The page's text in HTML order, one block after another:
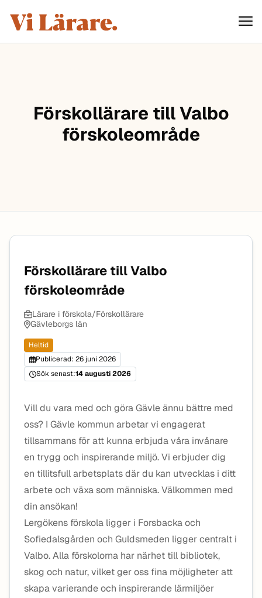
Hoppa till innehåll
ViLärare
Förskollärare till Valbo
förskoleområde
Förskollärare till Valbo
förskoleområde
Lärare i förskola/Förskollärare
Gävleborgs län
Heltid
Publicerad: 26 juni 2026
Sök senast:14 augusti 2026
Vill du vara med och göra Gävle ännu bättre med
oss? I Gävle kommun arbetar vi engagerat
tillsammans för att kunna erbjuda våra invånare
en trygg och inspirerande miljö. Vi erbjuder dig
en tillitsfull arbetsplats där du kan utvecklas i ditt
arbete och växa som människa. Välkommen med
din ansökan!
Lergökens förskola ligger i Forsbacka och
Sofiedalsgården och Guldsmeden ligger centralt i
Valbo. Alla förskolorna har närhet till bibliotek,
skog och natur, vilket ger oss fina möjligheter att
skapa varierande och inspirerande lärmiljöer